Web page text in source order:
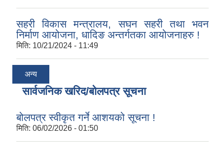
सहरी विकास मन्त्रालय, सघन सहरी तथा भवन
निर्माण आयोजना, धादिङ अन्तर्गतका आयोजनाहरु !
मिति: 10/21/2024 - 11:49
अन्य
सार्वजनिक खरिद/बोलपत्र सूचना
बोलपत्र स्वीकृत गर्ने आशयको सूचना !
मिति: 06/02/2026 - 01:50